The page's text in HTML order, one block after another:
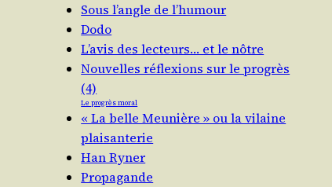
Sous l’angle de l’humour
Dodo
L’avis des lecteurs… et le nôtre
Nouvelles réflexions sur le progrès
(4)
Le progrès moral
« La belle Meunière » ou la vilaine
plaisanterie
Han Ryner
Propagande